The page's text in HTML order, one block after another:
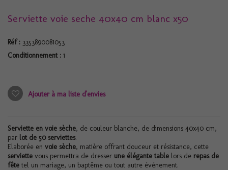
Serviette voie seche 40x40 cm blanc x50
Réf : 3353890081053
Conditionnement : 1
Ajouter à ma liste d'envies
Serviette en voie sèche, de couleur blanche, de dimensions 40x40 cm,
par lot de 50 serviettes.
Elaborée en voie sèche, matière offrant douceur et résistance, cette
serviette vous permettra de dresser une élégante table lors de repas de
fête tel un mariage, un baptême ou tout autre événement.